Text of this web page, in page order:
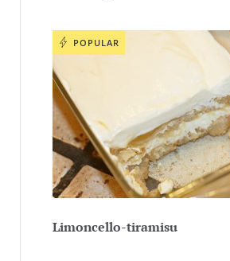
POPULAR
Limoncello-tiramisu